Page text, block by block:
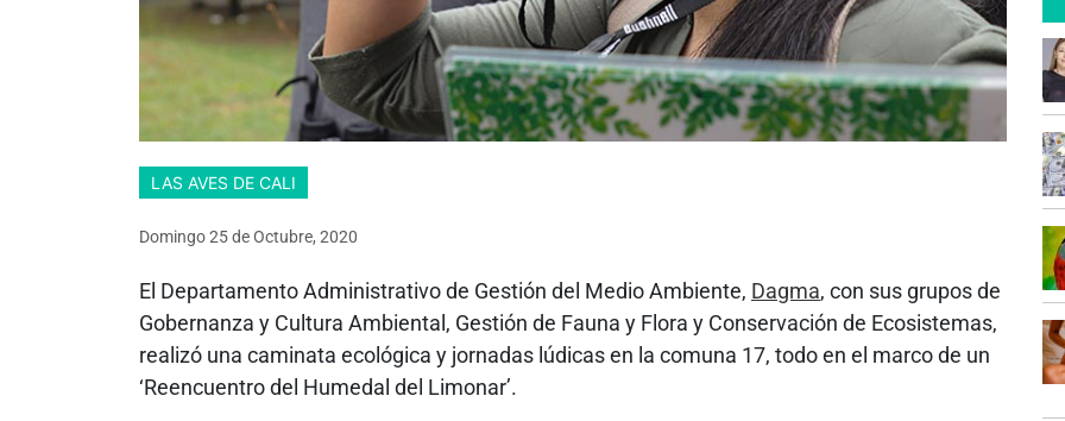
LAS AVES DE CALI
Domingo 25deOctubre, 2020
El Departamento Administrativo de Gestión del Medio Ambiente, Dagma, con sus grupos de
Gobernanza y Cultura Ambiental, Gestión de Fauna y Flora y Conservación de Ecosistemas,
realizó una caminata ecológica y jornadas lúdicas en la comuna 17, todo en el marco de un
‘Reencuentro del Humedal del Limonar’.